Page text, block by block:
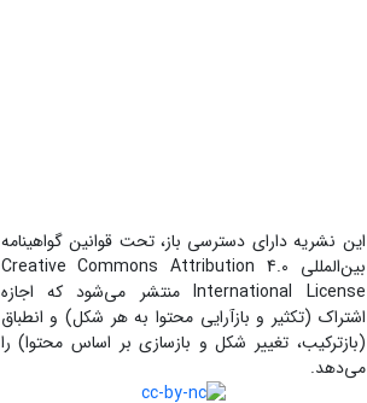
این نشریه دارای دسترسی باز، تحت قوانین گواهینامه
بین‌المللی Creative Commons Attribution 4.0
International License منتشر می‌شود که اجازه
اشتراک (تکثیر و بازآرایی محتوا به هر شکل) و انطباق
(بازترکیب، تغییر شکل و بازسازی بر اساس محتوا) را
می‌دهد.